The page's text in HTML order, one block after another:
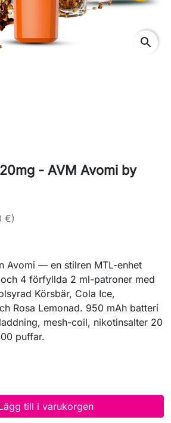
search
- AVM Avomi by
€)
Avomi — en stilren MTL-enhet
4 förfyllda 2 ml-patroner med
Körsbär, Cola Ice,
Rosa Lemonad. 950 mAh batteri
mesh-coil, nikotinsalter 20
puffar.
till i varukorgen